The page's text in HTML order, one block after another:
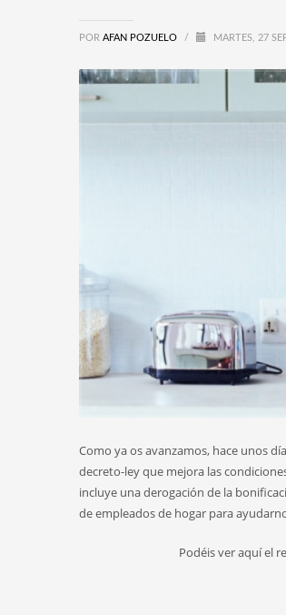
POR AFAN POZUELO / MARTES, 27
Como ya os avanzamos, hace unos
decreto-ley que mejora las
incluye una derogación de la
de empleados de hogar para
Podéis ver aquí el